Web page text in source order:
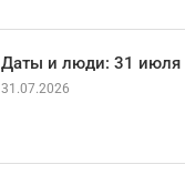
Даты и люди: 31 июля
31.07.2026